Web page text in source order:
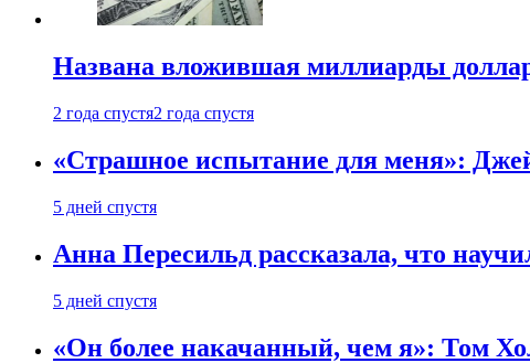
Названа вложившая миллиарды
2 года спустя2 года спустя
«Страшное испытание для меня»:
5 дней спустя
Анна Пересильд рассказала, что
5 дней спустя
«Он более накачанный, чем я»: Том